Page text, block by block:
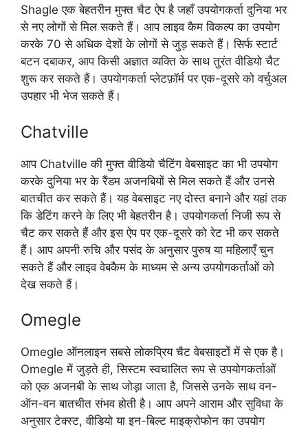
Shagle एक बेहतरीन मुफ्त चैट ऐप है जहाँ उपयोगकर्ता दुनिया भर
से नए लोगों से मिल सकते हैं। आप लाइव कैम विकल्प का उपयोग
करके 70 से अधिक देशों के लोगों से जुड़ सकते हैं। सिर्फ स्टार्ट
बटन दबाकर, आप किसी अज्ञात व्यक्ति के साथ तुरंत वीडियो चैट
शुरू कर सकते हैं। उपयोगकर्ता प्लेटफ़ॉर्म पर एक-दूसरे को वर्चुअल
उपहार भी भेज सकते हैं।
Chatville
आप Chatville की मुफ्त वीडियो चैटिंग वेबसाइट का भी उपयोग
करके दुनिया भर के रैंडम अजनबियों से मिल सकते हैं और उनसे
बातचीत कर सकते हैं। यह वेबसाइट नए दोस्त बनाने और यहां तक
कि डेटिंग करने के लिए भी बेहतरीन है। उपयोगकर्ता निजी रूप से
चैट कर सकते हैं और इस ऐप पर एक-दूसरे को रेट भी कर सकते
हैं। आप अपनी रुचि और पसंद के अनुसार पुरुष या महिलाएँ चुन
सकते हैं और लाइव वेबकैम के माध्यम से अन्य उपयोगकर्ताओं को
देख सकते हैं।
Omegle
Omegle ऑनलाइन सबसे लोकप्रिय चैट वेबसाइटों में से एक है।
Omegle में जुड़ते ही, सिस्टम स्वचालित रूप से उपयोगकर्ताओं
को एक अजनबी के साथ जोड़ा जाता है, जिससे उनके साथ वन-
ऑन-वन बातचीत संभव होती है। आप अपने आराम और सुविधा के
अनुसार टेक्स्ट, वीडियो या इन-बिल्ट माइक्रोफोन का उपयोग